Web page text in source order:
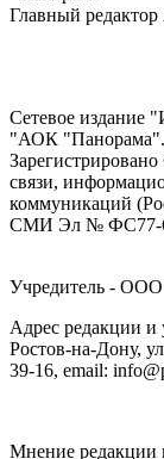
Главный
Сетевое издание
"АОК "Панорама".
связи,
коммуникаций
СМИ Эл № ФС77-
Учредитель -
Адрес редакции и
Ростов-на-Дону,
39-16, email:
Мнение редакции